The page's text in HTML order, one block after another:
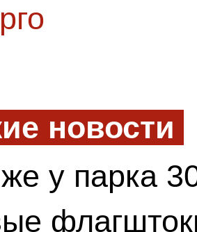
новости
у парка